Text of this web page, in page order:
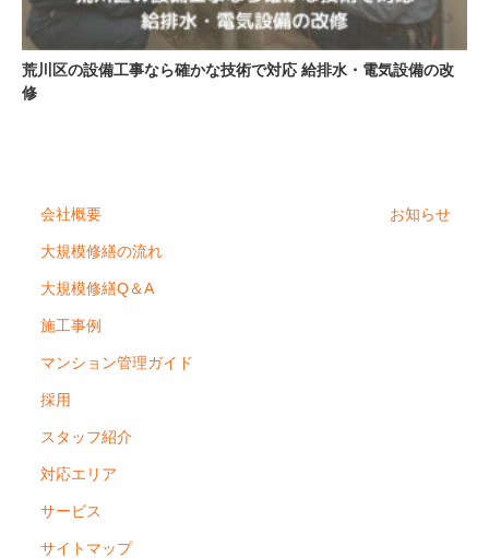
荒川区の設備工事なら確かな技術で対応 給排水・電気設備の改
修
会社概要
大規模修繕の流れ
大規模修繕Q＆A
施工事例
マンション管理ガイド
採用
スタッフ紹介
対応エリア
サービス
サイトマップ
お知らせ